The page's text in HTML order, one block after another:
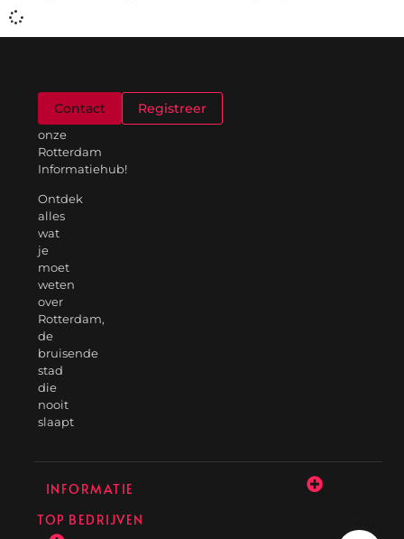
onze
Rotterdam
Informatiehub!
Ontdek
alles
wat
je
moet
weten
over
Rotterdam,
de
bruisende
stad
die
nooit
slaapt
Contact Registreer
INFORMATIE
TOP BEDRIJVEN